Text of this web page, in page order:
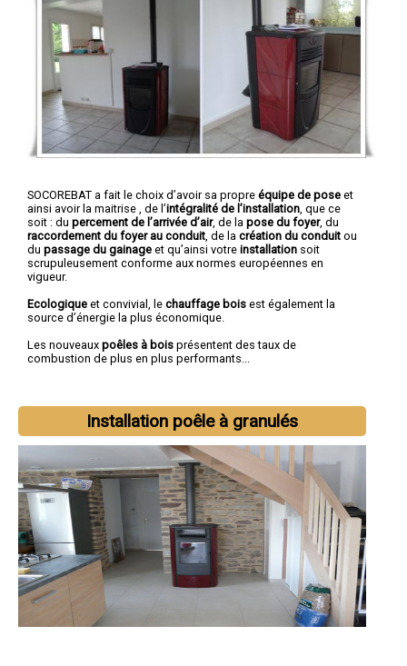
SOCOREBAT a fait le choix d’avoir sa propre équipe de pose et
ainsi avoir la maitrise , de l’intégralité de l’installation, que ce
soit : du percement de l’arrivée d’air, de la pose du foyer, du
raccordement du foyer au conduit, de la création du conduit ou
du passage du gainage et qu’ainsi votre installation soit
scrupuleusement conforme aux normes européennes en
vigueur.
Ecologique et convivial, le chauffage bois est également la
source d’énergie la plus économique.
Les nouveaux poêles à bois présentent des taux de
combustion de plus en plus performants...
Installation poêle à granulés